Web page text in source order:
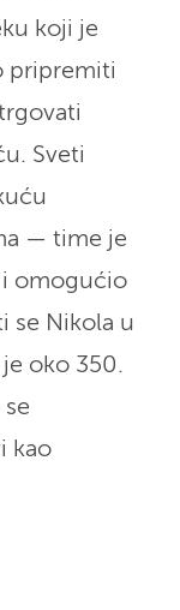
koji je
pripremiti
Sveti
— time je
i omogućio
se Nikola u
oko 350.
kao